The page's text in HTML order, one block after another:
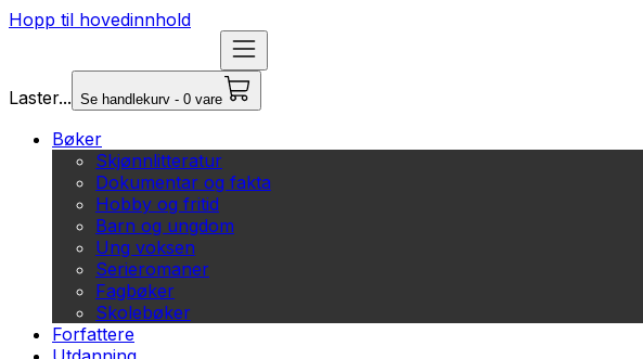
Hopp til hovedinnhold
Laster... Se handlekurv - 0 vare
Bøker
Skjønnlitteratur
Dokumentar og fakta
Hobby og fritid
Barn og ungdom
Ung voksen
Serieromaner
Fagbøker
Skolebøker
Forfattere